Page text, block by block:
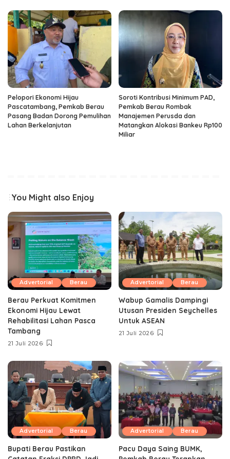
Pelopori Ekonomi Hijau
Pascatambang, Pemkab Berau
Pasang Badan Dorong Pemulihan
Lahan Berkelanjutan
Soroti Kontribusi Minimum PAD,
Pemkab Berau Rombak
Manajemen Perusda dan
Matangkan Alokasi Bankeu Rp100
Miliar
You Might also Enjoy
Advertorial Berau
Berau Perkuat Komitmen
Ekonomi Hijau Lewat
Rehabilitasi Lahan Pasca
Tambang
21 Juli 2026
Advertorial Berau
Wabup Gamalis Dampingi
Utusan Presiden Seychelles
Untuk ASEAN
21 Juli 2026
Advertorial Berau
Bupati Berau Pastikan
Advertorial Berau
Pacu Daya Saing BUMK,